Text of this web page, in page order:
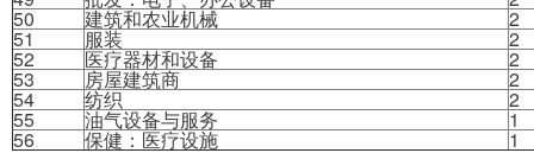
50 建筑和农业机械 2
51 服装 2
52 医疗器材和设备 2
53 房屋建筑商 2
54 纺织 2
55 油气设备与服务 1
56 保健：医疗设施 1